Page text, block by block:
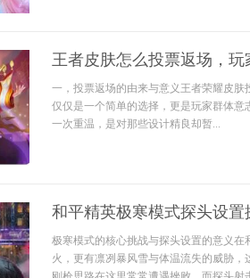
王者皮肤怎么投票返场，玩
一，投票返场的由来与意义王者荣耀皮
仅仅是一个简单的选择，更是玩家群体
一次重温，是对那些设计精良却暂...
和平精英极寒模式探头设
极寒模式的核心挑战与探头设置的意义
火，更有凛冽暴风雪与体温流失的威胁